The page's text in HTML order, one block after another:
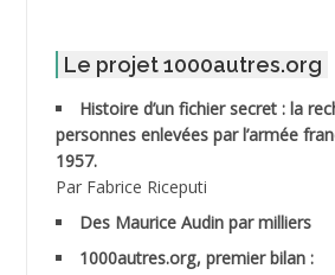
ABDELMOUMENE Ahmed
ABDESMED Mohamed ben Kaddour
ABDESSELAMI Kouider
ABDESSLEM Ahmed dit le Coiffeur
Le projet 1000autres.org
Histoire d’un fichier secret : la
personnes enlevées par l’armée
1957.
Par Fabrice Riceputi
Des Maurice Audin par milliers
1000autres.org, premier bilan :